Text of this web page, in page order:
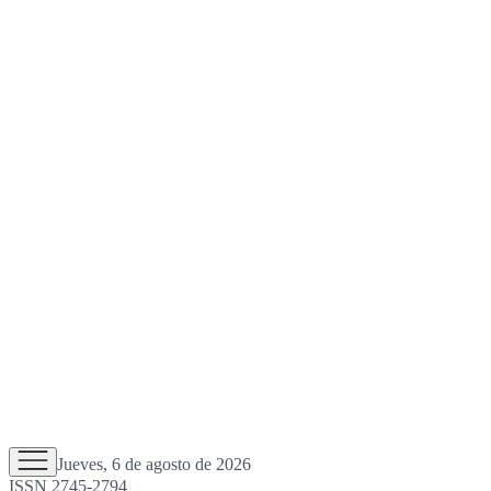
Jueves, 6 de agosto de 2026
ISSN 2745-2794